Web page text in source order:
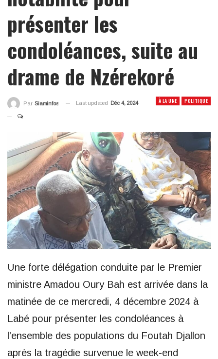
présenter les
condoléances, suite au
drame de Nzérekoré
À LA UNE POLITIQUE
Par Siaminfos Last updated Déc 4, 2024
Une forte délégation conduite par le Premier
ministre Amadou Oury Bah est arrivée dans la
matinée de ce mercredi, 4 décembre 2024 à
Labé pour présenter les condoléances à
l’ensemble des populations du Foutah Djallon
après la tragédie survenue le week-end